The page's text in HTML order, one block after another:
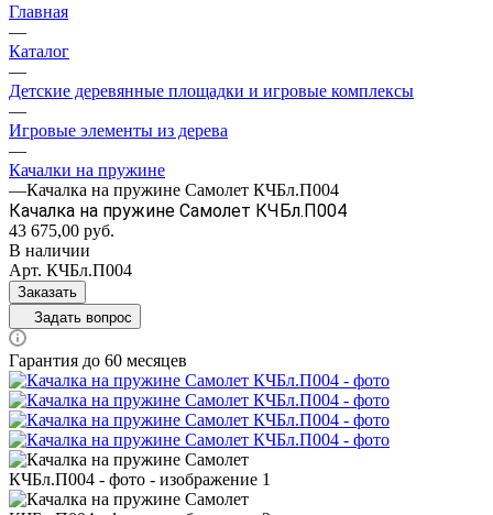
Главная
—
Каталог
—
Детские деревянные площадки и игровые комплексы
—
Игровые элементы из дерева
—
Качалки на пружине
—Качалка на пружине Самолет КЧБл.П004
Качалка на пружине Самолет КЧБл.П004
43 675,00 руб.
В наличии
Арт. КЧБл.П004
Заказать
Задать вопрос
Гарантия до 60 месяцев